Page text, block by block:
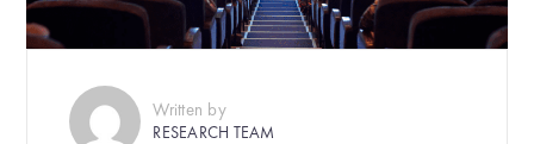
Written by
RESEARCH TEAM